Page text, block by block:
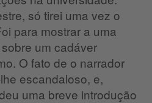
só tirei uma vez o
para mostrar a uma
um cadáver
O fato de o narrador
escandaloso, e,
uma breve introdução